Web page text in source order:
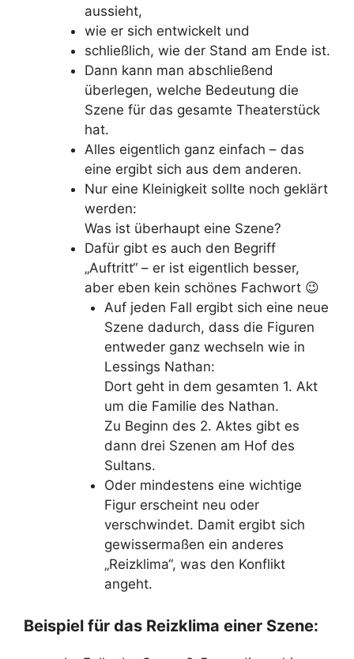
aussieht,
wie er sich entwickelt und
schließlich, wie der Stand am Ende ist.
Dann kann man abschließend
überlegen, welche Bedeutung die
Szene für das gesamte Theaterstück
hat.
Alles eigentlich ganz einfach – das
eine ergibt sich aus dem anderen.
Nur eine Kleinigkeit sollte noch geklärt
werden:
Was ist überhaupt eine Szene?
Dafür gibt es auch den Begriff
„Auftritt“ – er ist eigentlich besser,
aber eben kein schönes Fachwort 😉
Auf jeden Fall ergibt sich eine neue
Szene dadurch, dass die Figuren
entweder ganz wechseln wie in
Lessings Nathan:
Dort geht in dem gesamten 1. Akt
um die Familie des Nathan.
Zu Beginn des 2. Aktes gibt es
dann drei Szenen am Hof des
Sultans.
Oder mindestens eine wichtige
Figur erscheint neu oder
verschwindet. Damit ergibt sich
gewissermaßen ein anderes
„Reizklima“, was den Konflikt
angeht.
Beispiel für das Reizklima einer Szene: